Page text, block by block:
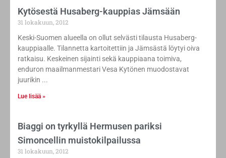
Kytösestä Husaberg-kauppias Jämsään
31 lokakuun, 2012
Keski-Suomen alueella on ollut selvästi tilausta Husaberg-
kauppiaalle. Tilannetta kartoitettiin ja Jämsästä löytyi oiva
ratkaisu. Keskeinen sijainti sekä kauppiaana toimiva,
enduron maailmanmestari Vesa Kytönen muodostavat
juurikin
Lue lisää »
Biaggi on tyrkyllä Hermusen pariksi
Simoncellin muistokilpailussa
31 lokakuun, 2012